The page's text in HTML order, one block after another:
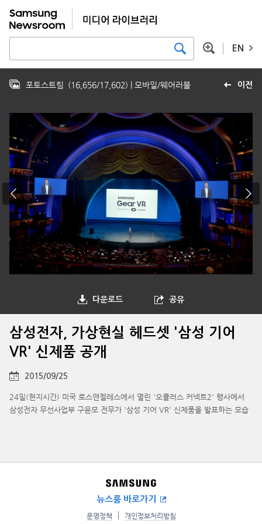
EN
이전
포토스트림 (16,656/17,602) | 모바일/웨어러블
다운로드 공유
삼성전자, 가상현실 헤드셋 '삼성 기어
VR' 신제품 공개
2015/09/25
24일(현지시간) 미국 로스앤젤레스에서 열린 '오큘러스 커넥트2' 행사에서
삼성전자 무선사업부 구윤모 전무가 '삼성 기어 VR' 신제품을 발표하는 모습
뉴스룸 바로가기
운영정책 개인정보처리방침